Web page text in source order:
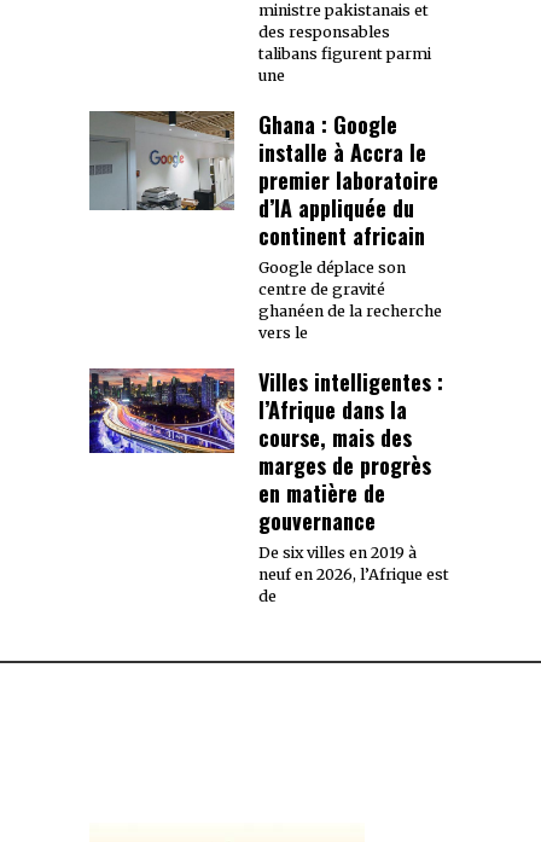
ministre pakistanais et
des responsables
talibans figurent parmi
une
Ghana : Google
installe à Accra le
premier laboratoire
d’IA appliquée du
continent africain
Google déplace son
centre de gravité
ghanéen de la recherche
vers le
Villes intelligentes :
l’Afrique dans la
course, mais des
marges de progrès
en matière de
gouvernance
De six villes en 2019 à
neuf en 2026, l’Afrique est
de